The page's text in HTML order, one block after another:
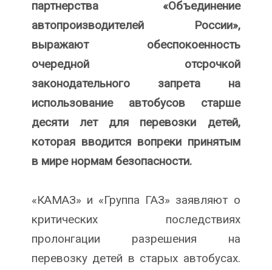
партнерства «Объединение
автопроизводителей России»,
выражают обеспокоенность
очередной отсрочкой
законодательного запрета на
использование автобусов старше
десяти лет для перевозки детей,
которая вводится вопреки принятым
в мире нормам безопасности.
«КАМАЗ» и «Группа ГАЗ» заявляют о
критических последствиях
пролонгации разрешения на
перевозку детей в старых автобусах.